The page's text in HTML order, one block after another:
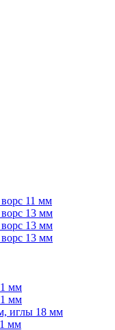
11 мм
13 мм
13 мм
13 мм
мм
мм
иглы 18 мм
мм